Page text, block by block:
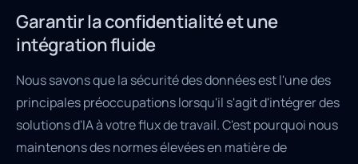
Garantir la confidentialité et une
intégration fluide
Nous savons que la sécurité des données est l'une des
principales préoccupations lorsqu'il s'agit d'intégrer des
solutions d'IA à votre flux de travail. C'est pourquoi nous
maintenons des normes élevées en matière de